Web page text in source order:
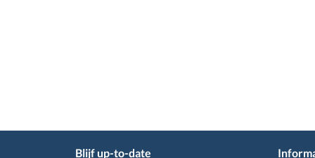
Blijf up-to-date